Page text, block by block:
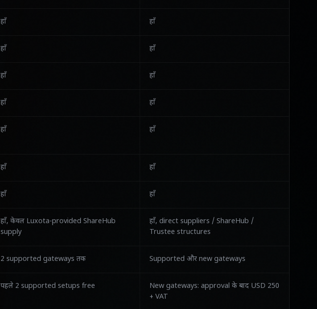
हाँ हाँ
हाँ हाँ
हाँ हाँ
हाँ हाँ
हाँ हाँ
हाँ हाँ
हाँ हाँ
हाँ, केवल Luxota-provided ShareHub
supply
हाँ, direct suppliers / ShareHub /
Trustee structures
2 supported gateways तक Supported और new gateways
पहले 2 supported setups free
New gateways: approval के बाद USD 250
+ VAT